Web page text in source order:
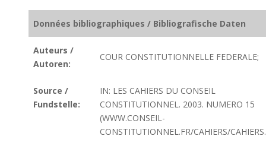
Données bibliographiques / Bibliografische Daten
Auteurs /
Autoren:
COUR CONSTITUTIONNELLE FEDERALE;
Source /
Fundstelle:
IN: LES CAHIERS DU CONSEIL
CONSTITUTIONNEL. 2003. NUMERO 15
(WWW.CONSEIL-
CONSTITUTIONNEL.FR/CAHIERS/